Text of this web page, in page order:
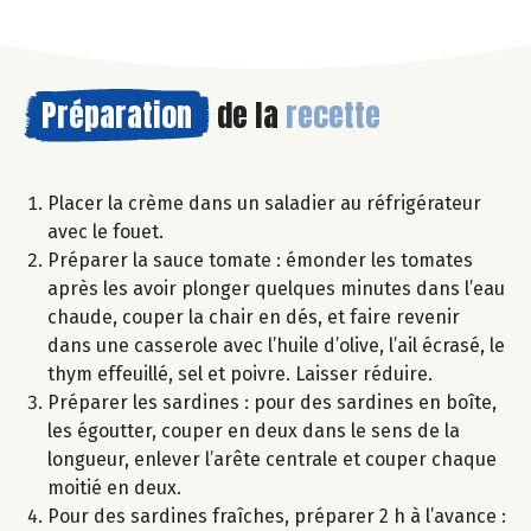
Préparation de la recette
Placer la crème dans un saladier au réfrigérateur
avec le fouet.
Préparer la sauce tomate : émonder les tomates
après les avoir plonger quelques minutes dans l’eau
chaude, couper la chair en dés, et faire revenir
dans une casserole avec l’huile d’olive, l’ail écrasé, le
thym effeuillé, sel et poivre. Laisser réduire.
Préparer les sardines : pour des sardines en boîte,
les égoutter, couper en deux dans le sens de la
longueur, enlever l’arête centrale et couper chaque
moitié en deux.
Pour des sardines fraîches, préparer 2 h à l’avance :